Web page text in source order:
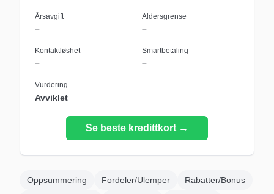
Årsavgift
–
Aldersgrense
–
Kontaktløshet
–
Smartbetaling
–
Vurdering
Avviklet
Se beste kredittkort →
Oppsummering Fordeler/Ulemper
Rabatter/Bonus